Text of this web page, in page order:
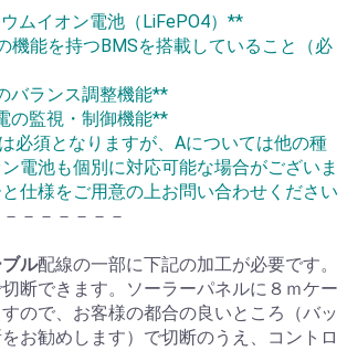
ムイオン電池（LiFePO4）**
機能を持つBMSを搭載していること（必
バランス調整機能**
の監視・制御機能**
必須となりますが、Aについては他の種
電池も個別に対応可能な場合がございま
仕様をご用意の上お問い合わせください
－－－－－－
ル配線の一部に下記の加工が必要です。
断できます。ソーラーパネルに８ｍケー
ので、お客様の都合の良いところ（バッ
お勧めします）で切断のうえ、コントロ